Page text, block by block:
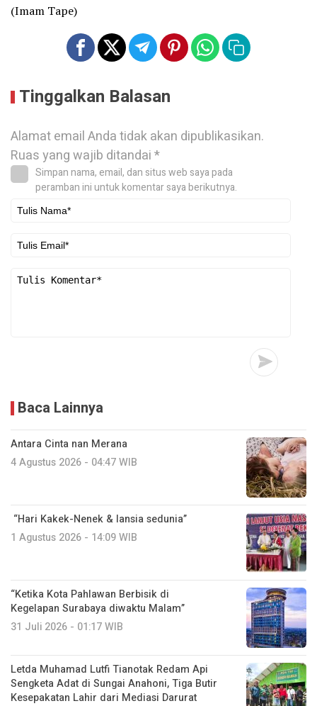
(Imam Tape)
Tinggalkan Balasan
Alamat email Anda tidak akan dipublikasikan.
Ruas yang wajib ditandai*
Simpan nama, email, dan situs web saya pada
peramban ini untuk komentar saya berikutnya.
Baca Lainnya
Antara Cinta nan Merana
4 Agustus 2026 - 04:47 WIB
“Hari Kakek-Nenek & lansia sedunia”
1 Agustus 2026 - 14:09 WIB
“Ketika Kota Pahlawan Berbisik di
Kegelapan Surabaya diwaktu Malam”
31 Juli 2026 - 01:17 WIB
Letda Muhamad Lutfi Tianotak Redam Api
Sengketa Adat di Sungai Anahoni, Tiga Butir
Kesepakatan Lahir dari Mediasi Darurat